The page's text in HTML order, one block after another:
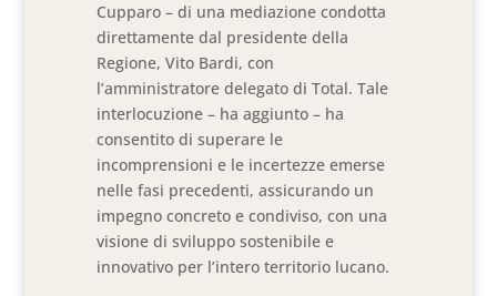
Cupparo – di una mediazione condotta
direttamente dal presidente della
Regione, Vito Bardi, con
l’amministratore delegato di Total. Tale
interlocuzione – ha aggiunto – ha
consentito di superare le
incomprensioni e le incertezze emerse
nelle fasi precedenti, assicurando un
impegno concreto e condiviso, con una
visione di sviluppo sostenibile e
innovativo per l’intero territorio lucano.